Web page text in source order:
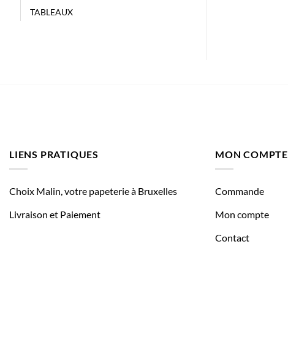
TABLEAUX
LIENS PRATIQUES
Choix Malin, votre papeterie à Bruxelles
Livraison et Paiement
MON COMPTE
Commande
Mon compte
Contact